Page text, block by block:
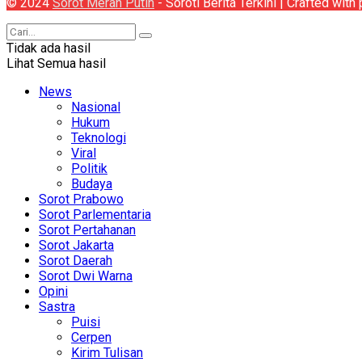
© 2024 Sorot Merah Putih - Soroti Berita Terkini | Crafted with
Tidak ada hasil
Lihat Semua hasil
News
Nasional
Hukum
Teknologi
Viral
Politik
Budaya
Sorot Prabowo
Sorot Parlementaria
Sorot Pertahanan
Sorot Jakarta
Sorot Daerah
Sorot Dwi Warna
Opini
Sastra
Puisi
Cerpen
Kirim Tulisan